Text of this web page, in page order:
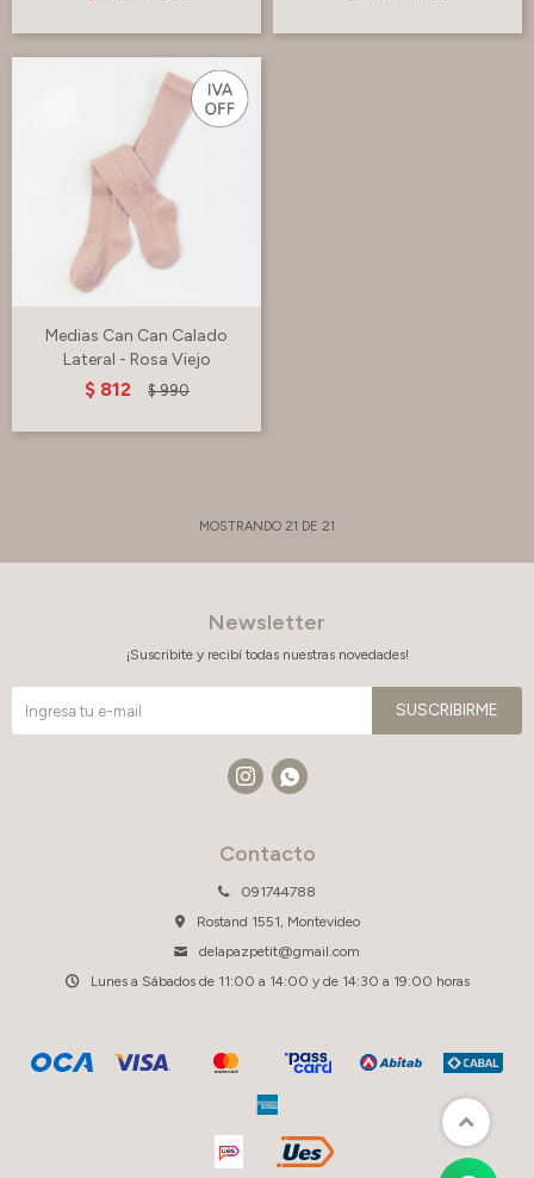
Medias Can Can Calado
Lateral - Rosa Viejo
$ 812 $ 990
MOSTRANDO 21 DE 21
Contacto
091744788
Rostand 1551, Montevideo
delapazpetit@gmail.com
Lunes a Sábados de 11:00 a 14:00 y de 14:30 a 19:00 horas
Newsletter
¡Suscribite y recibí todas nuestras novedades!
SUSCRIBIRME
 